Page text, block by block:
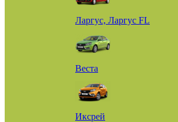
Ларгус, Ларгус FL
Веста
Иксрей